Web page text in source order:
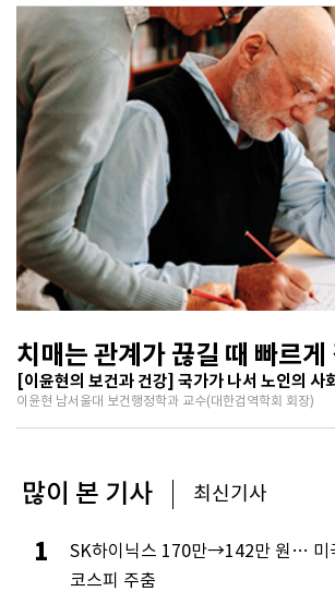
치매는 관계가 끊길 때 빠르
[이윤현의 보건과 건강] 국가가 나서 노인의 사
이윤현 남서울대 보건행정학과 교수(대한검역학회 회장)
많이 본 기사 최신기사
1
SK하이닉스 170만→142만 원… 미
코스피 주춤